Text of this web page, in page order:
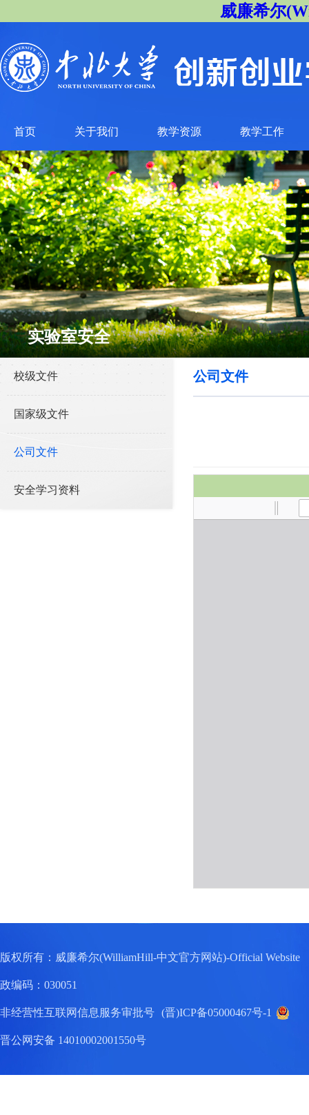
威廉希尔
首页 关于我们 教学资源 教学工作
实验室安全
校级文件
国家级文件
公司文件
安全学习资料
公司文件
版权所有：威廉希尔(WilliamHill-中文官方网站)-Official
政编码：030051
非经营性互联网信息服务审批号 (晋)ICP备05000467号-1
晋公网安备 14010002001550号